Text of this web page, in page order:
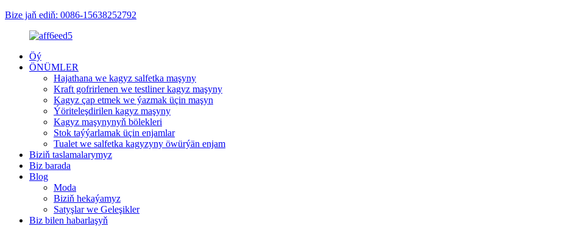
Bize jaň ediň: 0086-15638252792
Öý
ÖNÜMLER
Hajathana we kagyz salfetka maşyny
Kraft gofrirlenen we testliner kagyz maşyny
Kagyz çap etmek we ýazmak üçin maşyn
Ýöriteleşdirilen kagyz maşyny
Kagyz maşynynyň bölekleri
Stok taýýarlamak üçin enjamlar
Tualet we salfetka kagyzyny öwürýän enjam
Biziň taslamalarymyz
Biz barada
Blog
Moda
Biziň hekaýamyz
Satyşlar we Geleşikler
Biz bilen habarlaşyň